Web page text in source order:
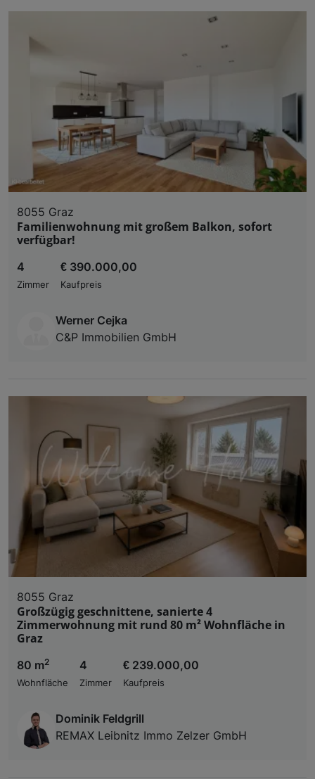
8055 Graz
Familienwohnung mit großem Balkon, sofort
verfügbar!
4
Zimmer
€ 390.000,00
Kaufpreis
Werner Cejka
C&P Immobilien GmbH
8055 Graz
Großzügig geschnittene, sanierte 4
Zimmerwohnung mit rund 80 m² Wohnfläche in
Graz
80 m2
Wohnfläche
4
Zimmer
€ 239.000,00
Kaufpreis
Dominik Feldgrill
REMAX Leibnitz Immo Zelzer GmbH